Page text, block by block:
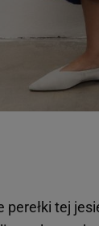
perełki tej